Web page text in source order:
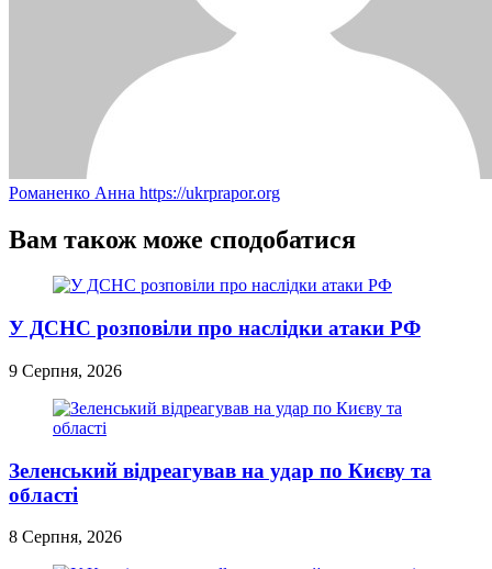
Романенко Анна https://ukrprapor.org
Вам також може сподобатися
У ДСНС розповіли про наслідки атаки РФ
9 Серпня, 2026
Зеленський відреагував на удар по Києву та
області
8 Серпня, 2026